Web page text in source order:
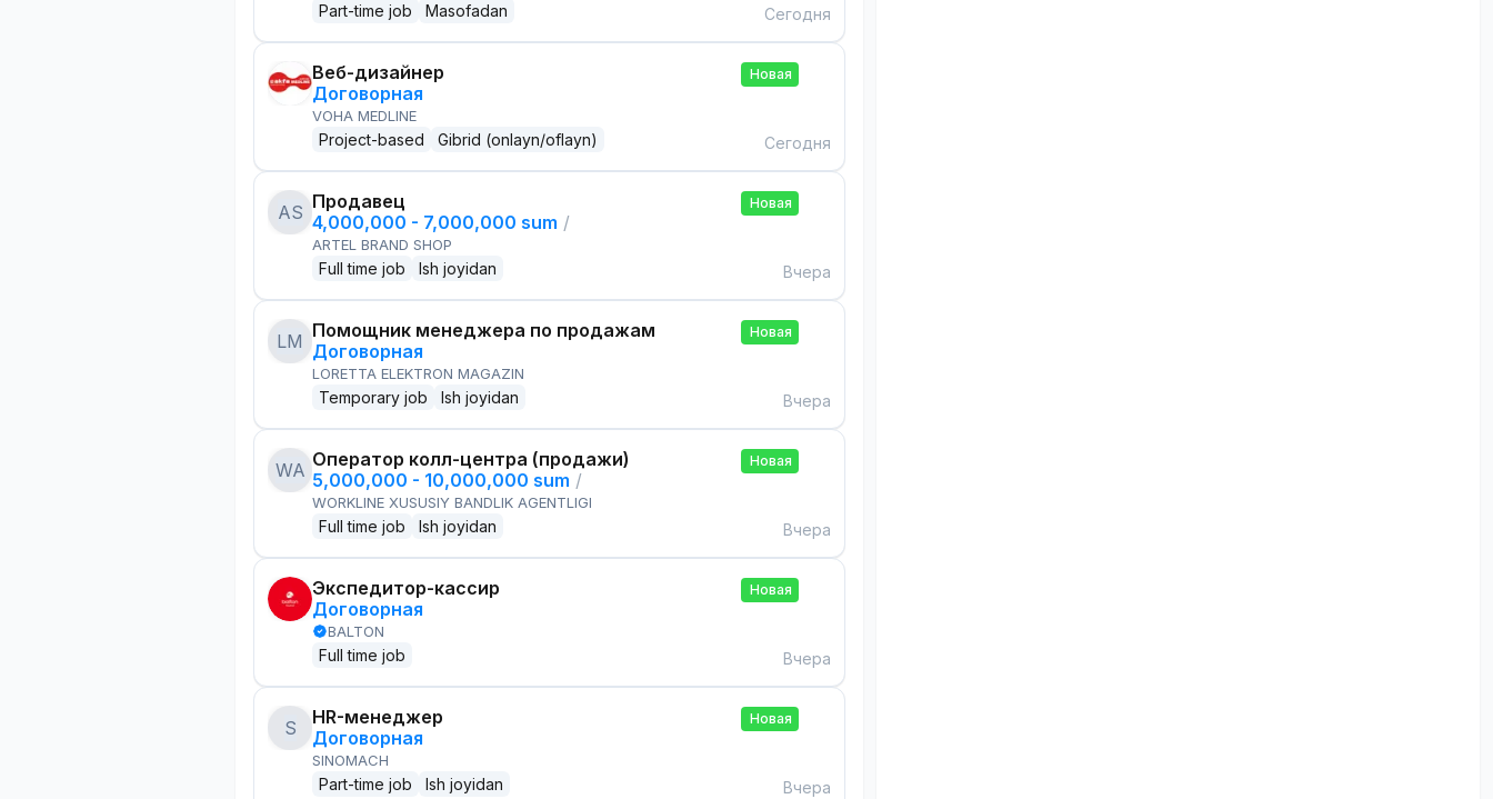
Part-time job Masofadan Сегодня
Веб-дизайнер
Договорная
VOHA MEDLINE
Project-based Gibrid (onlayn/oflayn)
Новая
Сегодня
AS Продавец
4,000,000 - 7,000,000 sum /
ARTEL BRAND SHOP
Full time job Ish joyidan
Новая
Вчера
LM Помощник менеджера по продажам
Договорная
LORETTA ELEKTRON MAGAZIN
Temporary job Ish joyidan
Новая
Вчера
WA Оператор колл-центра (продажи)
5,000,000 - 10,000,000 sum /
WORKLINE XUSUSIY BANDLIK AGENTLIGI
Full time job Ish joyidan
Новая
Вчера
Экспедитор-кассир
Договорная
BALTON
Full time job
Новая
Вчера
S
HR-менеджер
Договорная
SINOMACH
Part-time job Ish joyidan
Новая
Вчера